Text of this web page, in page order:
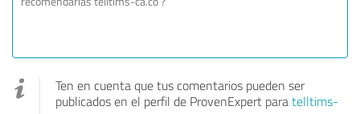
Ten en cuenta que tus comentarios pueden ser
publicados en el perfil de ProvenExpert paratelltims-